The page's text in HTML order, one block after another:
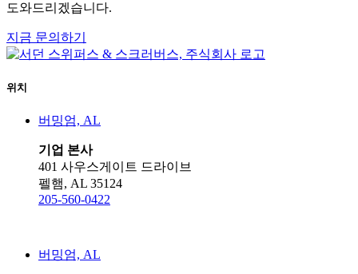
도와드리겠습니다.
지금 문의하기
위치
버밍엄, AL
기업 본사
401 사우스게이트 드라이브
펠햄, AL 35124
205-560-0422
버밍엄, AL